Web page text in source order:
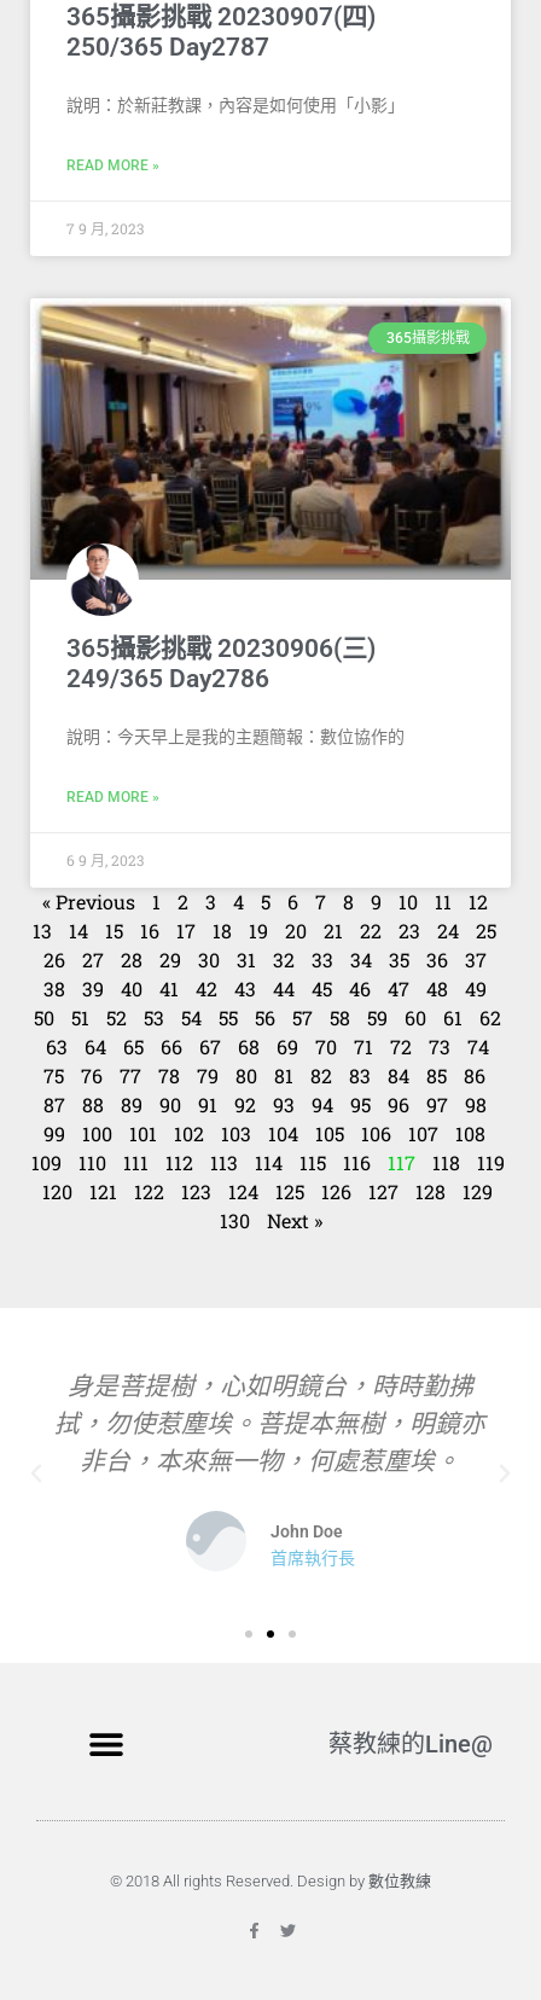
365攝影挑戰 20230907(四)
250/365 Day2787
說明：於新莊教課，內容是如何使用「小影」
READ MORE »
7 9 月, 2023
365攝影挑戰
365攝影挑戰 20230906(三)
249/365 Day2786
說明：今天早上是我的主題簡報：數位協作的
READ MORE »
6 9 月, 2023
« Previous 1 2 3 4 5 6 7 8 9 10 11
12
13
14 15 16 17 18 19 20 21 22 23 24
25
26
27 28 29 30 31 32 33 34 35 36
37
38
39 40 41 42 43 44 45 46 47 48
49
50
51 52 53 54 55 56 57 58 59 60 61
62
63
64 65 66 67 68 69 70 71 72 73
74
75
76 77 78 79 80 81 82 83 84 85
86
87
88 89 90 91 92 93 94 95 96 97
98
99
100 101 102 103 104 105 106 107
108
109
110 111 112 113 114 115 116 117 118
119
120
121 122 123 124 125 126 127 128
129
130
Next »
身是菩提樹，心如明鏡台，時時勤拂
拭，勿使惹塵埃。菩提本無樹，明鏡亦
非台，本來無一物，何處惹塵埃。
John Doe
首席執行長
蔡教練的Line@
© 2018 All rights Reserved. Design by 數位教練